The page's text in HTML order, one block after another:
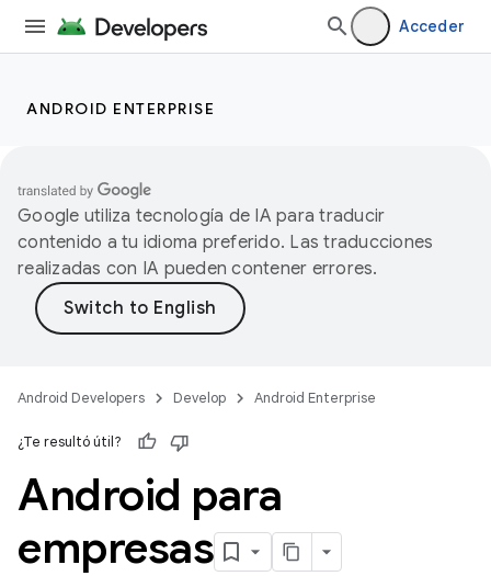
Acceder
ANDROID ENTERPRISE
Google utiliza tecnología de IA para traducir
contenido a tu idioma preferido. Las traducciones
realizadas con IA pueden contener errores.
Android Developers Develop Android Enterprise
¿Te resultó útil?
Android para
empresas